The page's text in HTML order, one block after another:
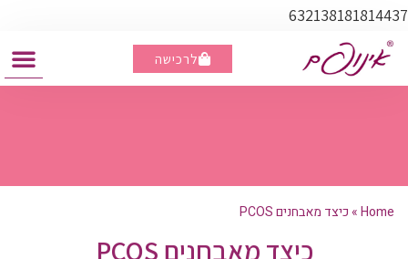
632138181814437
לרכישה
מבצע - ברכישת 3 קופסאות, קופסא נוספת מתנה
Home
»כיצד מאבחנים PCOS
כיצד מאבחנים PCOS